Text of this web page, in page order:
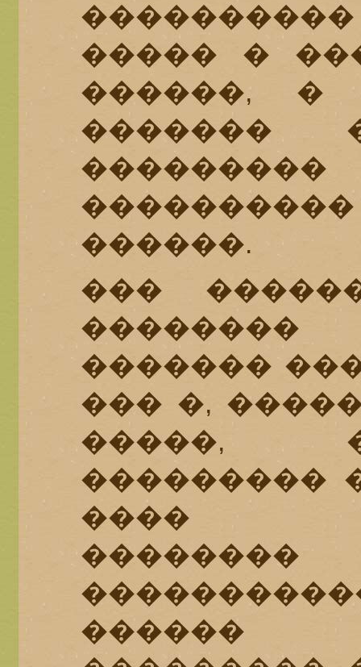
����� �
������, �
������.
���
�������
��� �,
�����,
���������
����
��������
������